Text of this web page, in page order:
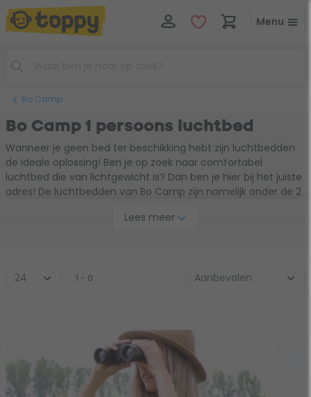
Menu
Bo Camp
Bo Camp 1 persoons luchtbed
Wanneer je geen bed ter beschikking hebt zijn luchtbedden
de ideale oplossing! Ben je op zoek naar comfortabel
luchtbed die van lichtgewicht is? Dan ben je hier bij het juiste
adres! De luchtbedden van Bo Camp zijn namelijk onder de 2
gewicht de luchtbedden nog steeds voorzien zijn van een
Lees meer
1 - 0